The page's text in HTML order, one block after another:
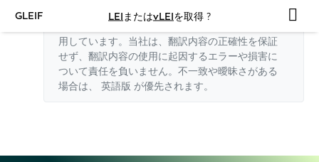
GLEIF LEIまたはvLEIを取得 ?
このウェブサイトの英語以外の翻訳はAIを利
用しています。当社は、翻訳内容の正確性を保証
せず、翻訳内容の使用に起因するエラーや損害に
ついて責任を負いません。不一致や曖昧さがある
場合は、 英語版 が優先されます。